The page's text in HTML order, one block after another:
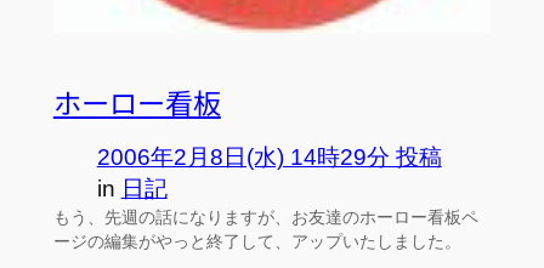
ホーロー看板
2006年2月8日(水) 14時29分 投稿
in 日記
もう、先週の話になりますが、お友達のホーロー看板ペ
ージの編集がやっと終了して、アップいたしました。